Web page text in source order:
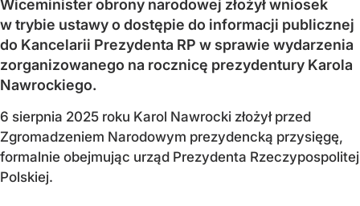
Wiceminister obrony narodowej złożył wniosek
w trybie ustawy o dostępie do informacji publicznej
do Kancelarii Prezydenta RP w sprawie wydarzenia
zorganizowanego na rocznicę prezydentury Karola
Nawrockiego.
6 sierpnia 2025 roku Karol Nawrocki złożył przed
Zgromadzeniem Narodowym prezydencką przysięgę,
formalnie obejmując urząd Prezydenta Rzeczypospolitej
Polskiej.